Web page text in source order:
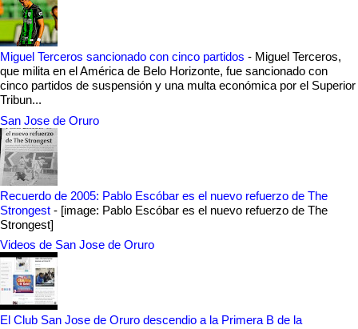
Miguel Terceros sancionado con cinco partidos - Miguel Terceros,
que milita en el América de Belo Horizonte, fue sancionado con
cinco partidos de suspensión y una multa económica por el Superior
Tribun...
San Jose de Oruro
Recuerdo de 2005: Pablo Escóbar es el nuevo refuerzo de The
Strongest - [image: Pablo Escóbar es el nuevo refuerzo de The
Strongest]
Videos de San Jose de Oruro
El Club San Jose de Oruro descendio a la Primera B de la